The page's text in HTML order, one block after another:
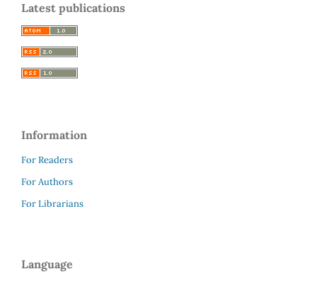
Latest publications
Information
For Readers
For Authors
For Librarians
Language